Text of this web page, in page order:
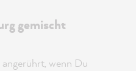
gemischt
wenn Du